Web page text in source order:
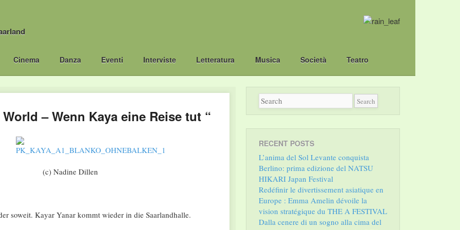
Cinema Danza Eventi Interviste Letteratura Musica Società Teatro
– Wenn Kaya eine Reise tut “
(c) Nadine Dillen
soweit. Kayar Yanar kommt wieder in die Saarlandhalle.
RECENT POSTS
L’anima del Sol Levante conquista
Berlino: prima edizione del NATSU
HIKARI Japan Festival
Redéfinir le divertissement asiatique en
Europe : Emma Amelin dévoile la
vision stratégique du THE A FESTIVAL
Dalla cenere di un sogno alla cima del